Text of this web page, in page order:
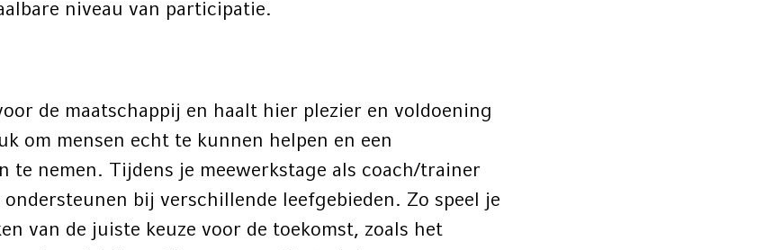
niveau van participatie.
de maatschappij en haalt hier plezier en voldoening
om mensen echt te kunnen helpen en een
te nemen. Tijdens je meewerkstage als coach/trainer
ondersteunen bij verschillende leefgebieden. Zo speel je
van de juiste keuze voor de toekomst, zoals het